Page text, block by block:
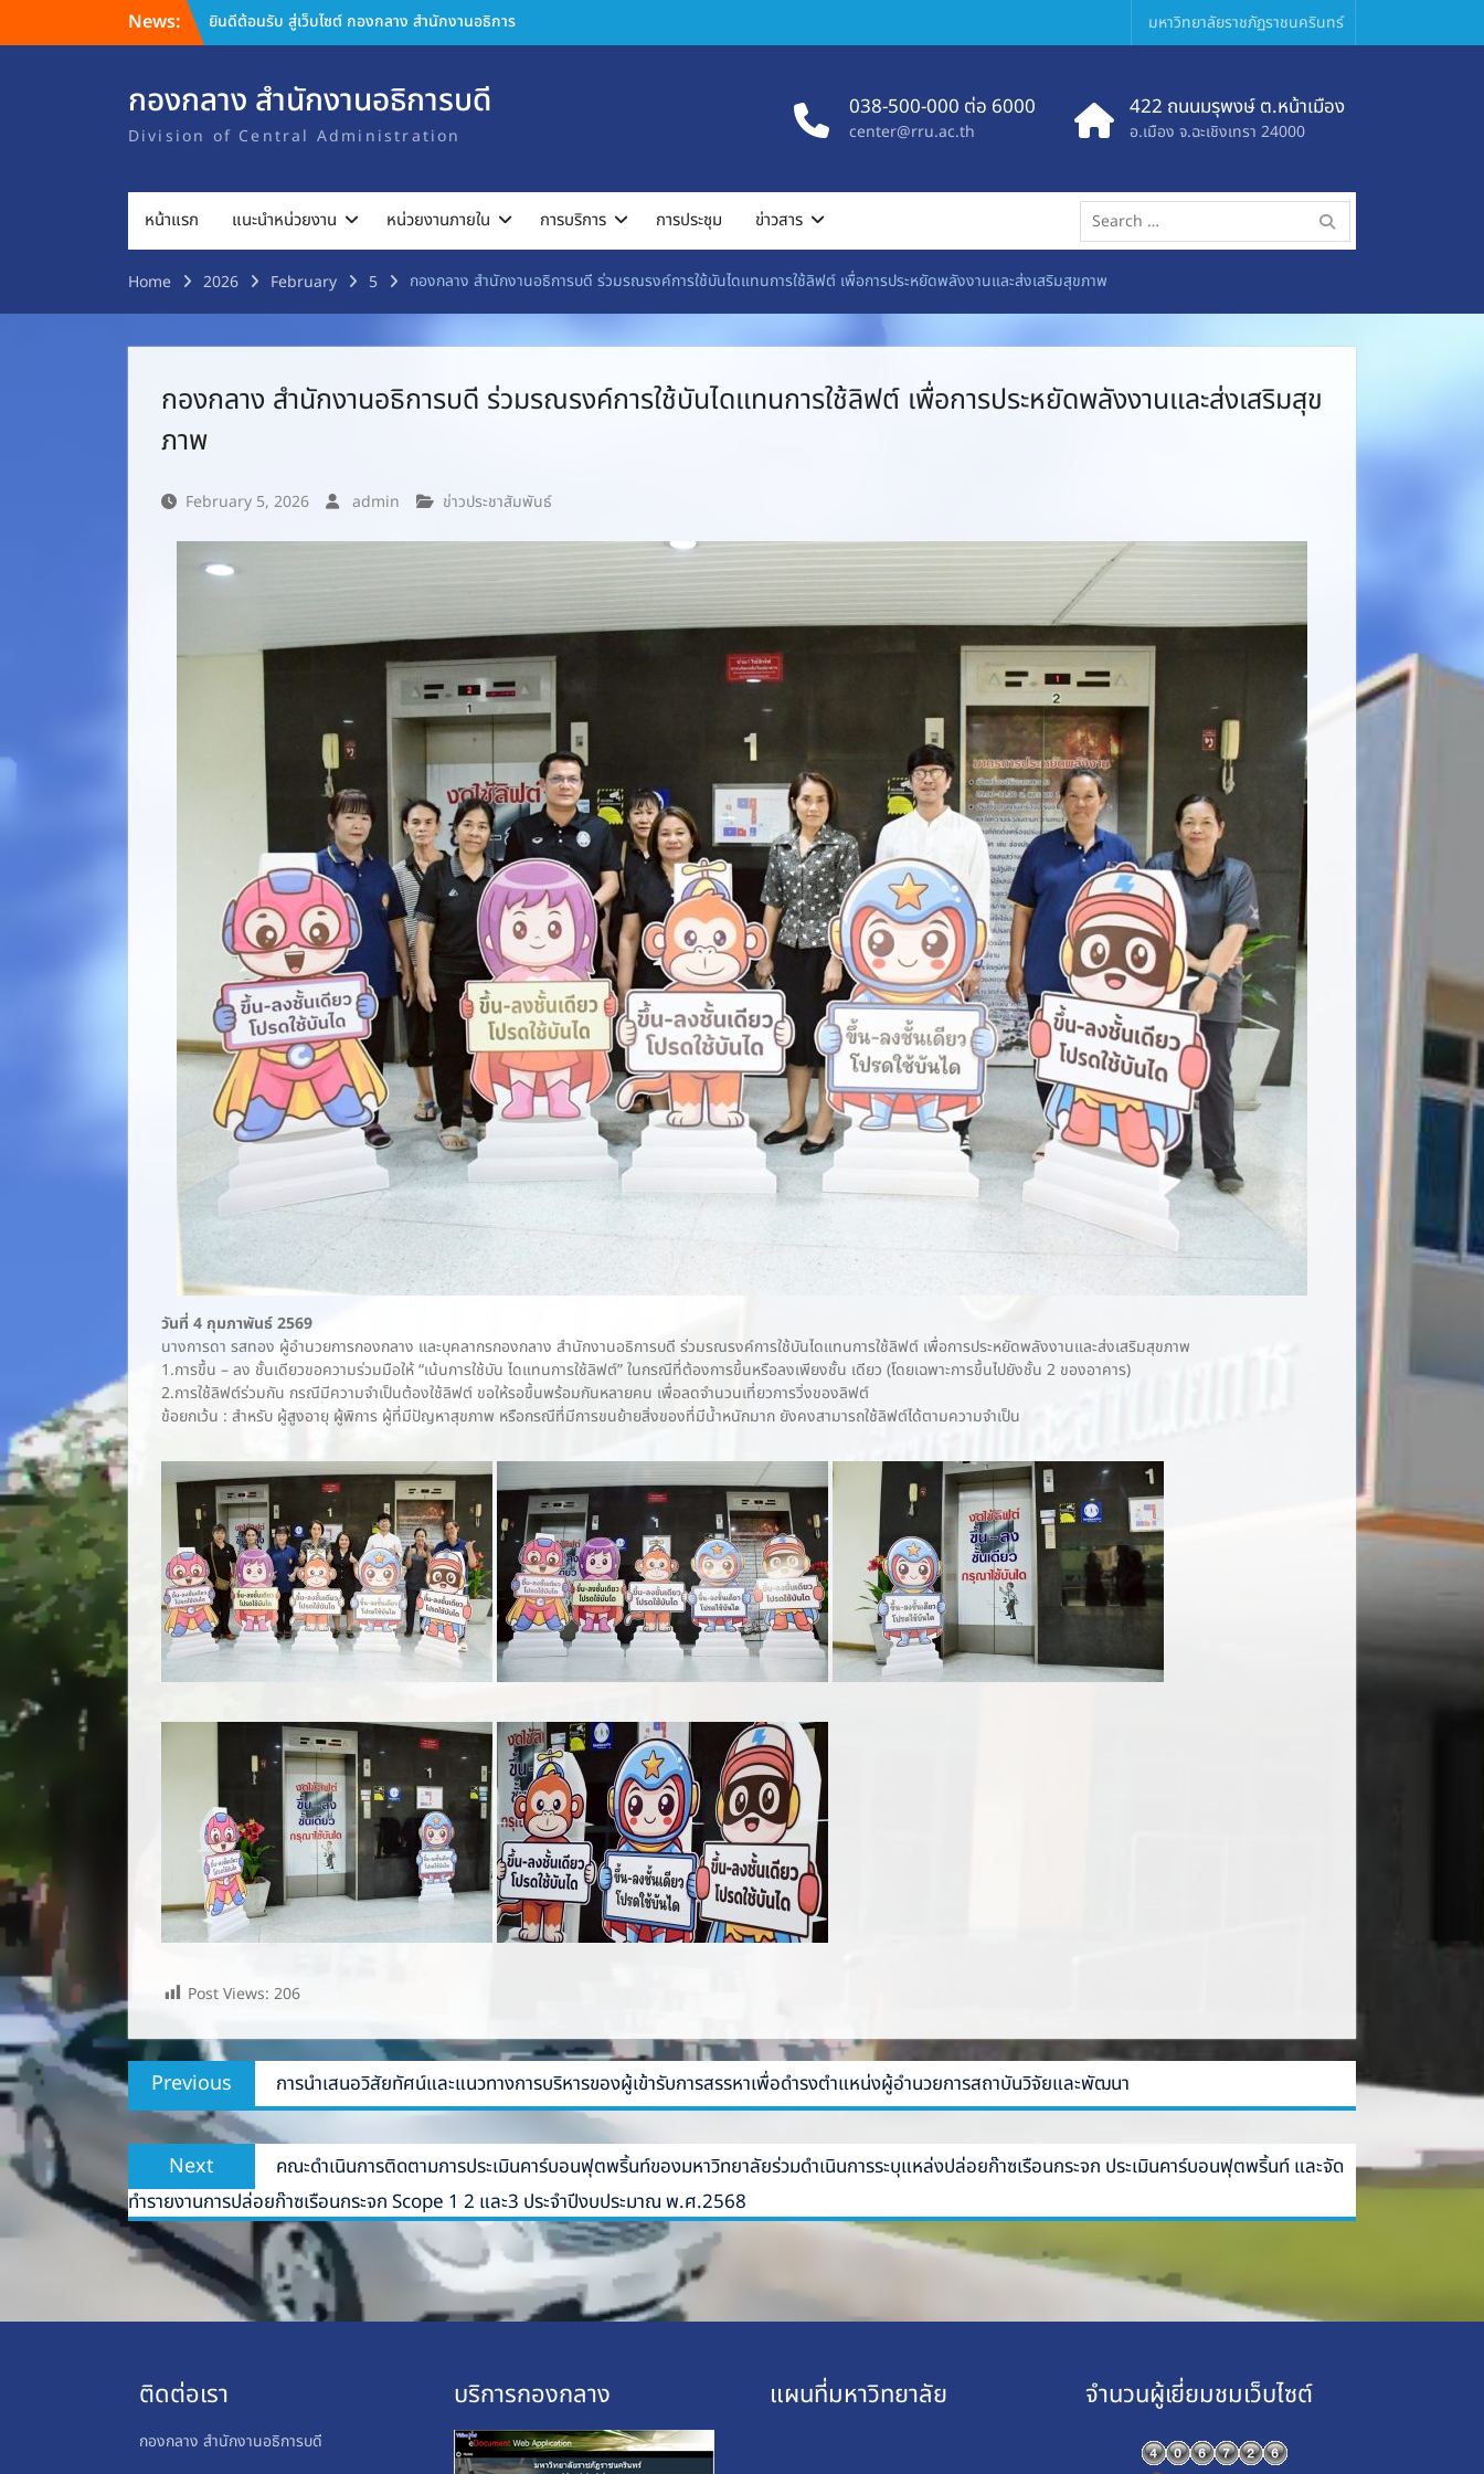
News: ยินดีต้อนรับ สู่เว็บไซต์ กองกลาง สำนักงานอธิการ มหาวิทยาลัยราชภัฏราชนครินทร์
กองกลาง สำนักงานอธิการบดี
Division of Central Administration
038-500-000 ต่อ 6000
center@rru.ac.th
422 ถนนมรุพงษ์ ต.หน้าเมือง
อ.เมือง จ.ฉะเชิงเทรา 24000
หน้าแรก แนะนำหน่วยงาน หน่วยงานภายใน การบริการ การประชุม ข่าวสาร
Search
for:
Home 2026 February 5 กองกลาง สำนักงานอธิการบดี ร่วมรณรงค์การใช้บันไดแทนการใช้ลิฟต์ เพื่อการประหยัดพลังงานและส่งเสริมสุขภาพ
กองกลาง สำนักงานอธิการบดี ร่วมรณรงค์การใช้บันไดแทนการใช้ลิฟต์ เพื่อการประหยัดพลังงานและส่งเสริมสุข
ภาพ
February 5, 2026 admin ข่าวประชาสัมพันธ์
วันที่ 4 กุมภาพันธ์ 2569
นางการดา รสทอง ผู้อำนวยการกองกลาง และบุคลากรกองกลาง สำนักงานอธิการบดี ร่วมรณรงค์การใช้บันไดแทนการใช้ลิฟต์ เพื่อการประหยัดพลังงานและส่งเสริมสุขภาพ
1.การขึ้น – ลง ชั้นเดียวขอความร่วมมือให้ “เน้นการใช้บัน ไดแทนการใช้ลิฟต์” ในกรณีที่ต้องการขึ้นหรือลงเพียงชั้น เดียว (โดยเฉพาะการขึ้นไปยังชั้น 2 ของอาคาร)
2.การใช้ลิฟต์ร่วมกัน กรณีมีความจำเป็นต้องใช้ลิฟต์ ขอให้รอขึ้นพร้อมกันหลายคน เพื่อลดจำนวนเที่ยวการวิ่งของลิฟต์
ข้อยกเว้น : สำหรับ ผู้สูงอายุ ผู้พิการ ผู้ที่มีปัญหาสุขภาพ หรือกรณีที่มีการขนย้ายสิ่งของที่มีนํ้าหนักมาก ยังคงสามารถใช้ลิฟต์ได้ตามความจำเป็น
Post Views: 206
Post
navigation
Previous
Previous
post:
การนำเสนอวิสัยทัศน์และแนวทางการบริหารของผู้เข้ารับการสรรหาเพื่อดำรงตำแหน่งผู้อำนวยการสถาบันวิจัยและพัฒนา
Next
post:
คณะดำเนินการติดตามการประเมินคาร์บอนฟุตพริ้นท์ของมหาวิทยาลัยร่วมดำเนินการระบุแหล่งปล่อยก๊าซเรือนกระจก ประเมินคาร์บอนฟุตพริ้นท์ และจัด
ทำรายงานการปล่อยก๊าซเรือนกระจก Scope 1 2 และ3 ประจำปีงบประมาณ พ.ศ.2568
ติดต่อเรา
กองกลาง สำนักงานอธิการบดี
บริการกองกลาง แผนที่มหาวิทยาลัย จำนวนผู้เยี่ยมชมเว็บไซต์